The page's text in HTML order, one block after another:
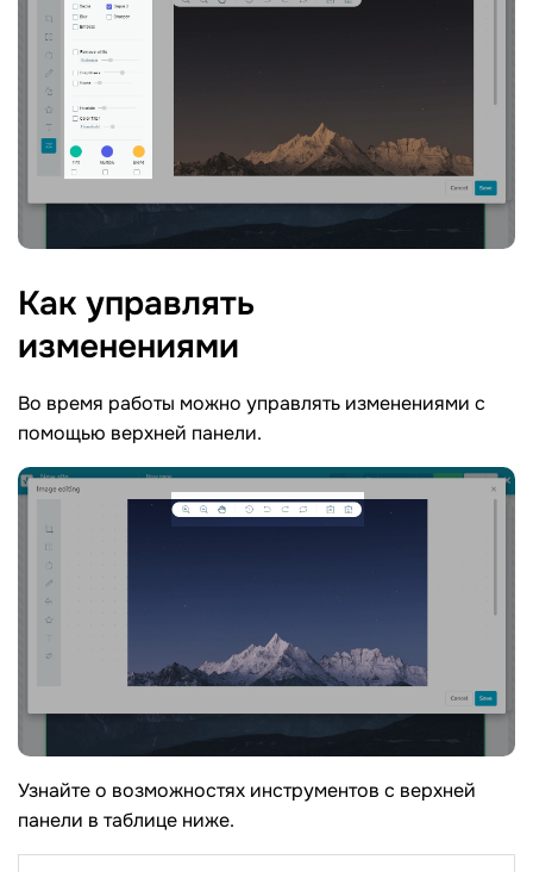
Как управлять
изменениями
Во время работы можно управлять изменениями с
помощью верхней панели.
Узнайте о возможностях инструментов с верхней
панели в таблице ниже.